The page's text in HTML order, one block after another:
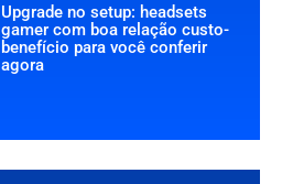
Upgrade no setup: headsets
gamer com boa relação custo-
benefício para você conferir
agora